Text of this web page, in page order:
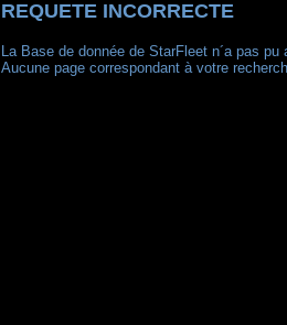
REQUETE INCORRECTE
La Base de donnée de StarFleet n´a pas
Aucune page correspondant à votre